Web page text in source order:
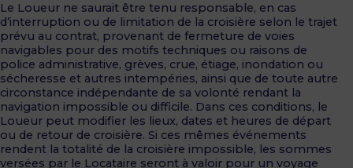
Le Loueur ne saurait être tenu responsable, en cas
d’interruption ou de limitation de la croisière selon le trajet
prévu au contrat, provenant de fermeture de voies
navigables pour des motifs techniques ou raisons de
police administrative, grèves, crue, étiage, inondation ou
sécheresse et autres intempéries, ainsi que de toute autre
circonstance indépendante de sa volonté rendant la
navigation impossible ou difficile. Dans ces conditions, le
Loueur peut modifier les lieux, dates et heures de départ
ou de retour de croisière. Si ces mêmes événements
rendent la totalité de la croisière impossible, les sommes
versées par le Locataire seront à valoir pour un voyage